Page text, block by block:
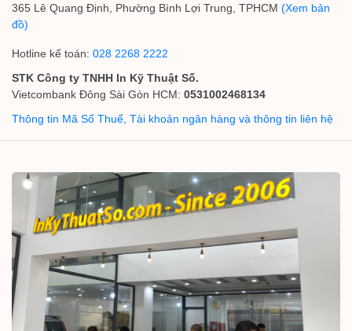
365 Lê Quang Định, Phường Bình Lợi Trung, TPHCM (Xem bản
đồ)
Hotline kế toán: 028 2268 2222
STK Công ty TNHH In Kỹ Thuật Số.
Vietcombank Đông Sài Gòn HCM: 0531002468134
Thông tin Mã Số Thuế, Tài khoản ngân hàng và thông tin liên hệ